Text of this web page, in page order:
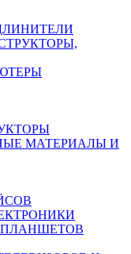
МАТЕРИАЛЫ И
ПЛАНШЕТОВ